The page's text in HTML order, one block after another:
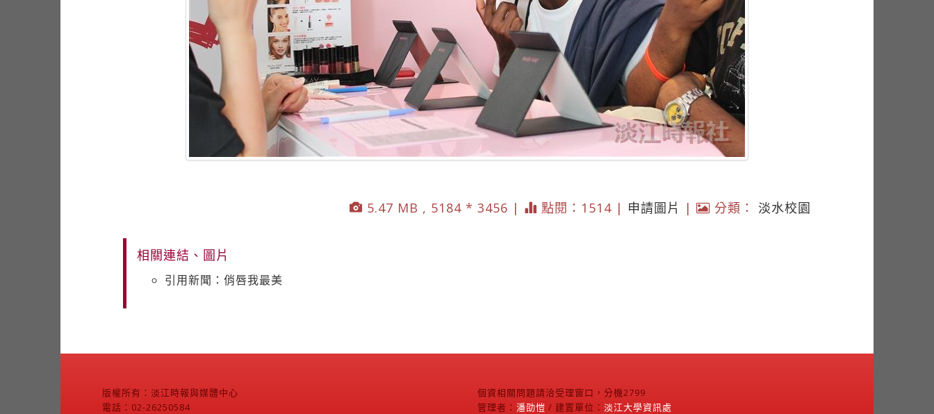
5.47 MB , 5184 * 3456 | 點閱：1514 | 申請圖片 | 分類： 淡水校園
相關連結、圖片
引用新聞：俏唇我最美
版權所有：淡江時報與媒體中心
電話：02-26250584
個資相關問題請洽受理窗口，分機2799
管理者： 潘劭愷 / 建置單位： 淡江大學資訊處